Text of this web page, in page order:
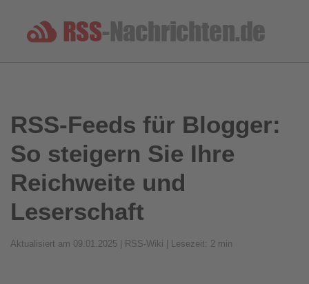
RSS-Feeds für Blogger:
So steigern Sie Ihre
Reichweite und
Leserschaft
Aktualisiert am 09.01.2025 | RSS-Wiki | Lesezeit: 2 min